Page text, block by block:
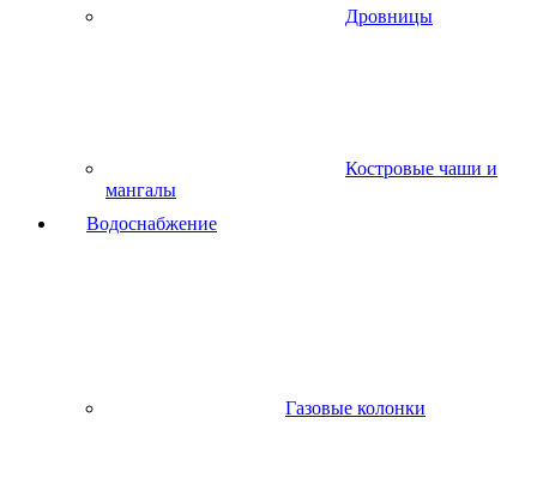
Дровницы
Костровые чаши и
мангалы
Водоснабжение
Газовые колонки